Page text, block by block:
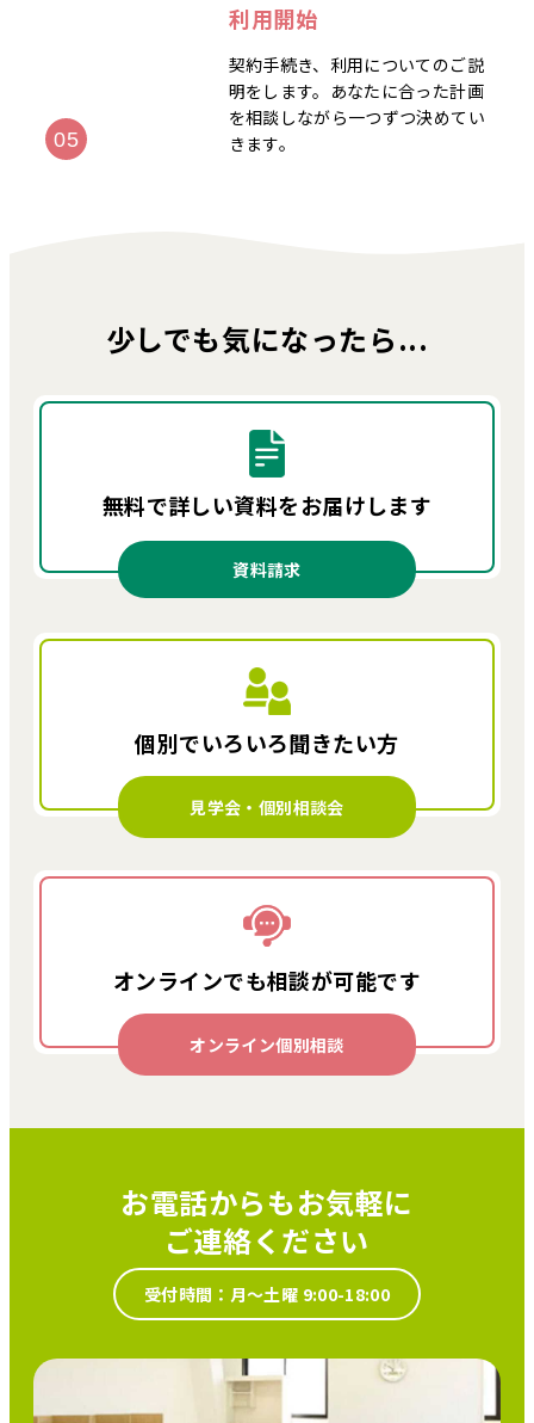
利用開始
契約手続き、利用についてのご説
明をします。あなたに合った計画
を相談しながら一つずつ決めてい
きます。
少しでも気になったら...
無料で詳しい資料をお届けします
資料請求
個別でいろいろ聞きたい方
見学会・個別相談会
オンラインでも相談が可能です
オンライン個別相談
お電話からもお気軽に
ご連絡ください
受付時間：月～土曜 9:00-18:00